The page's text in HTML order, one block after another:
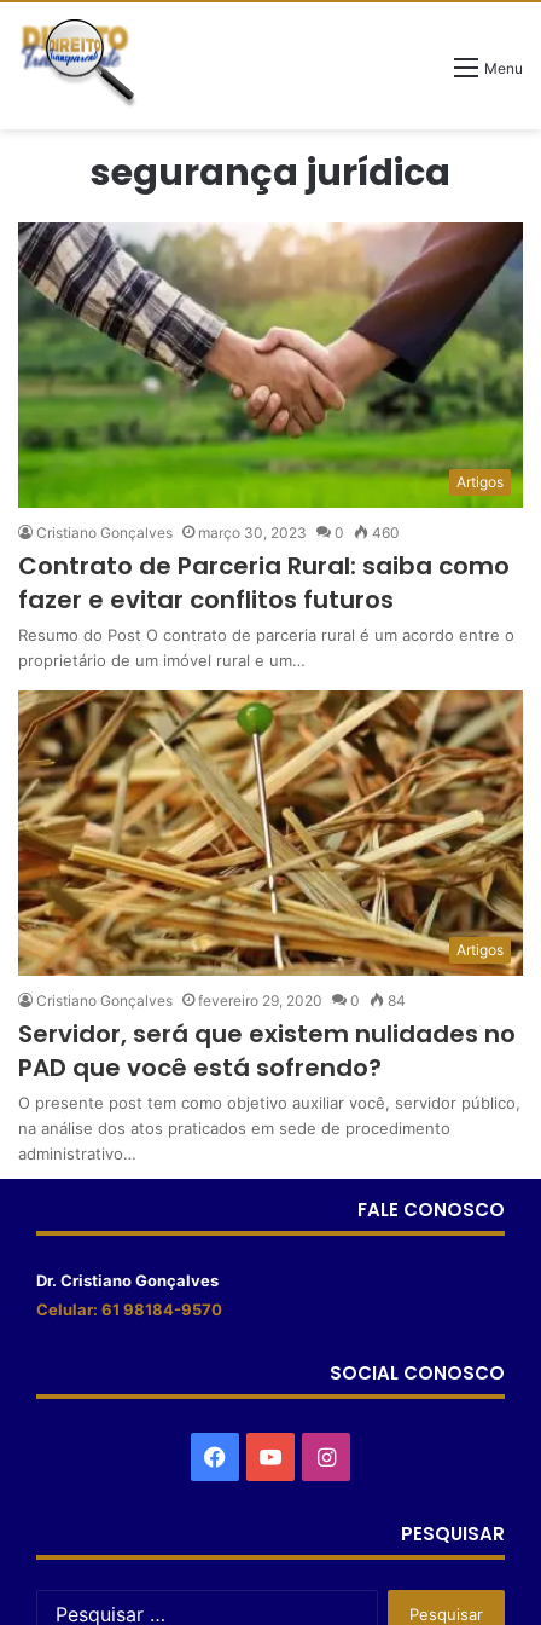
Menu
segurança jurídica
Artigos
Cristiano Gonçalves março 30, 2023 0 460
Contrato de Parceria Rural: saiba como
fazer e evitar conflitos futuros
Resumo do Post O contrato de parceria rural é um acordo entre o
proprietário de um imóvel rural e um…
Artigos
Cristiano Gonçalves fevereiro 29, 2020 0 84
Servidor, será que existem nulidades no
PAD que você está sofrendo?
O presente post tem como objetivo auxiliar você, servidor público,
na análise dos atos praticados em sede de procedimento
administrativo…
FALE CONOSCO
Dr. Cristiano Gonçalves
Celular: 61 98184-9570
SOCIAL CONOSCO
PESQUISAR